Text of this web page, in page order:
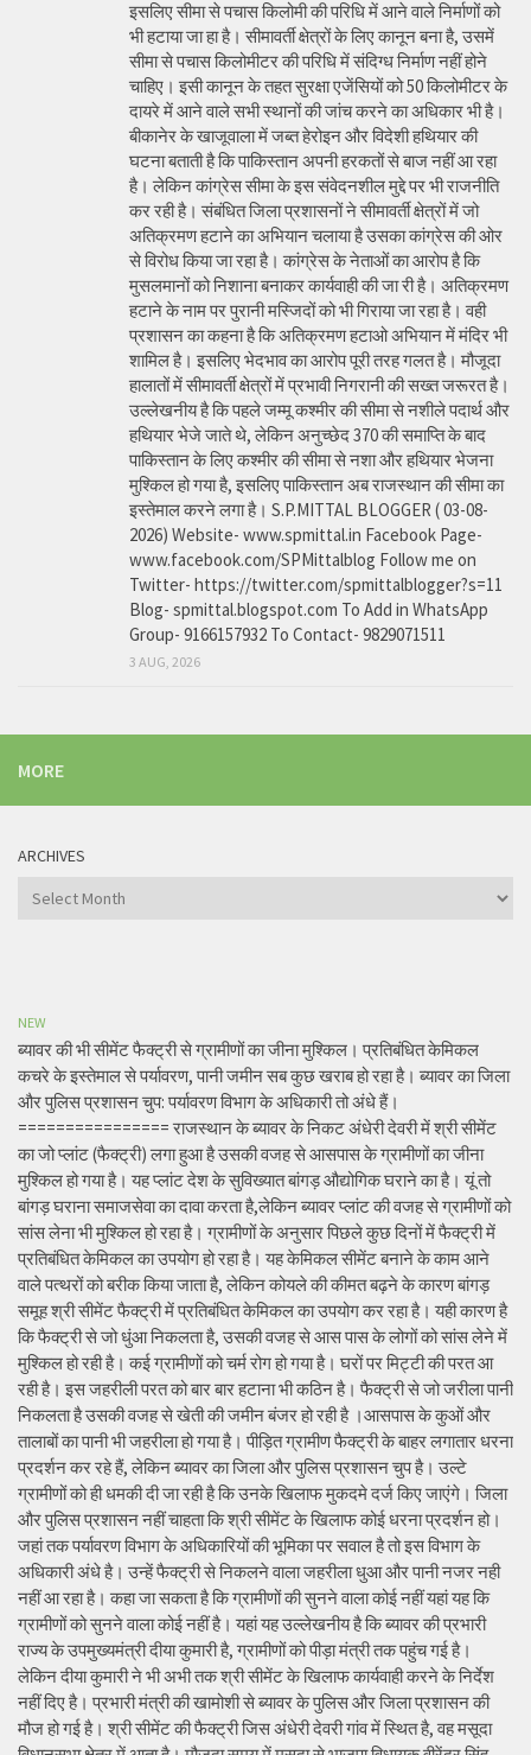
इसलिए सीमा से पचास किलोमी की परिधि में आने वाले निर्माणों को
भी हटाया जा हा है। सीमावर्ती क्षेत्रों के लिए कानून बना है, उसमें
सीमा से पचास किलोमीटर की परिधि में संदिग्ध निर्माण नहीं होने
चाहिए। इसी कानून के तहत सुरक्षा एजेंसियों को 50 किलोमीटर के
दायरे में आने वाले सभी स्थानों की जांच करने का अधिकार भी है।
बीकानेर के खाजूवाला में जब्त हेरोइन और विदेशी हथियार की
घटना बताती है कि पाकिस्तान अपनी हरकतों से बाज नहीं आ रहा
है। लेकिन कांग्रेस सीमा के इस संवेदनशील मुद्दे पर भी राजनीति
कर रही है। संबंधित जिला प्रशासनों ने सीमावर्ती क्षेत्रों में जो
अतिक्रमण हटाने का अभियान चलाया है उसका कांग्रेस की ओर
से विरोध किया जा रहा है। कांग्रेस के नेताओं का आरोप है कि
मुसलमानों को निशाना बनाकर कार्यवाही की जा री है। अतिक्रमण
हटाने के नाम पर पुरानी मस्जिदों को भी गिराया जा रहा है। वही
प्रशासन का कहना है कि अतिक्रमण हटाओ अभियान में मंदिर भी
शामिल है। इसलिए भेदभाव का आरोप पूरी तरह गलत है। मौजूदा
हालातों में सीमावर्ती क्षेत्रों में प्रभावी निगरानी की सख्त जरूरत है।
उल्लेखनीय है कि पहले जम्मू कश्मीर की सीमा से नशीले पदार्थ और
हथियार भेजे जाते थे, लेकिन अनुच्छेद 370 की समाप्ति के बाद
पाकिस्तान के लिए कश्मीर की सीमा से नशा और हथियार भेजना
मुश्किल हो गया है, इसलिए पाकिस्तान अब राजस्थान की सीमा का
इस्तेमाल करने लगा है। S.P.MITTAL BLOGGER ( 03-08-
2026) Website- www.spmittal.in Facebook Page-
www.facebook.com/SPMittalblog Follow me on
Twitter- https://twitter.com/spmittalblogger?s=11
Blog- spmittal.blogspot.com To Add in WhatsApp
Group- 9166157932 To Contact- 9829071511
3 AUG, 2026
MORE
ARCHIVES
Archives
NEW
ब्यावर की भी सीमेंट फैक्ट्री से ग्रामीणों का जीना मुश्किल। प्रतिबंधित केमिकल
कचरे के इस्तेमाल से पर्यावरण, पानी जमीन सब कुछ खराब हो रहा है। ब्यावर का जिला
और पुलिस प्रशासन चुप: पर्यावरण विभाग के अधिकारी तो अंधे हैं।
================ राजस्थान के ब्यावर के निकट अंधेरी देवरी में श्री सीमेंट
का जो प्लांट (फैक्ट्री) लगा हुआ है उसकी वजह से आसपास के ग्रामीणों का जीना
मुश्किल हो गया है। यह प्लांट देश के सुविख्यात बांगड़ औद्योगिक घराने का है। यूं तो
बांगड़ घराना समाजसेवा का दावा करता है,लेकिन ब्यावर प्लांट की वजह से ग्रामीणों को
सांस लेना भी मुश्किल हो रहा है। ग्रामीणों के अनुसार पिछले कुछ दिनों में फैक्ट्री में
प्रतिबंधित केमिकल का उपयोग हो रहा है। यह केमिकल सीमेंट बनाने के काम आने
वाले पत्थरों को बरीक किया जाता है, लेकिन कोयले की कीमत बढ़ने के कारण बांगड़
समूह श्री सीमेंट फैक्ट्री में प्रतिबंधित केमिकल का उपयोग कर रहा है। यही कारण है
कि फैक्ट्री से जो धुंआ निकलता है, उसकी वजह से आस पास के लोगों को सांस लेने में
मुश्किल हो रही है। कई ग्रामीणों को चर्म रोग हो गया है। घरों पर मिट्टी की परत आ
रही है। इस जहरीली परत को बार बार हटाना भी कठिन है। फैक्ट्री से जो जरीला पानी
निकलता है उसकी वजह से खेती की जमीन बंजर हो रही है ।आसपास के कुओं और
तालाबों का पानी भी जहरीला हो गया है। पीड़ित ग्रामीण फैक्ट्री के बाहर लगातार धरना
प्रदर्शन कर रहे हैं, लेकिन ब्यावर का जिला और पुलिस प्रशासन चुप है। उल्टे
ग्रामीणों को ही धमकी दी जा रही है कि उनके खिलाफ मुकदमे दर्ज किए जाएंगे। जिला
और पुलिस प्रशासन नहीं चाहता कि श्री सीमेंट के खिलाफ कोई धरना प्रदर्शन हो।
जहां तक पर्यावरण विभाग के अधिकारियों की भूमिका पर सवाल है तो इस विभाग के
अधिकारी अंधे है। उन्हें फैक्ट्री से निकलने वाला जहरीला धुआ और पानी नजर नही
नहीं आ रहा है। कहा जा सकता है कि ग्रामीणों की सुनने वाला कोई नहीं यहां यह कि
ग्रामीणों को सुनने वाला कोई नहीं है। यहां यह उल्लेखनीय है कि ब्यावर की प्रभारी
राज्य के उपमुख्यमंत्री दीया कुमारी है, ग्रामीणों को पीड़ा मंत्री तक पहुंच गई है।
लेकिन दीया कुमारी ने भी अभी तक श्री सीमेंट के खिलाफ कार्यवाही करने के निर्देश
नहीं दिए है। प्रभारी मंत्री की खामोशी से ब्यावर के पुलिस और जिला प्रशासन की
मौज हो गई है। श्री सीमेंट की फैक्ट्री जिस अंधेरी देवरी गांव में स्थित है, वह मसूदा